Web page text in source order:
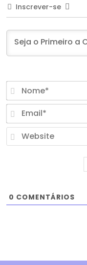
Inscrever-se
0 COMENTÁRIOS